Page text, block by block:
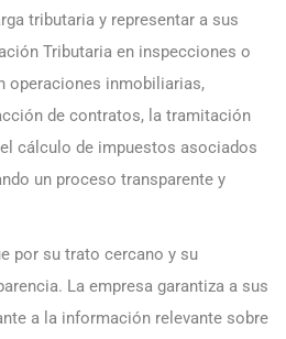
tributaria y representar a sus
Tributaria en inspecciones o
operaciones inmobiliarias,
de contratos, la tramitación
cálculo de impuestos asociados
un proceso transparente y
por su trato cercano y su
La empresa garantiza a sus
a la información relevante sobre